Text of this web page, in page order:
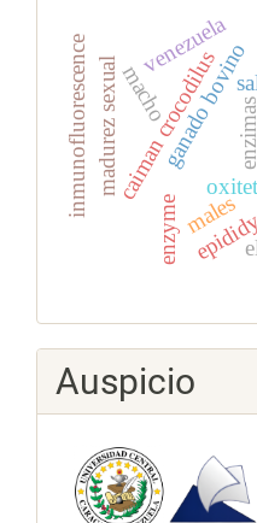
ganado bovino
caiman crocodilus
macho
madurez sexual
males
enzimas
enzyme
venezuela
inmunofluorescence
Auspicio